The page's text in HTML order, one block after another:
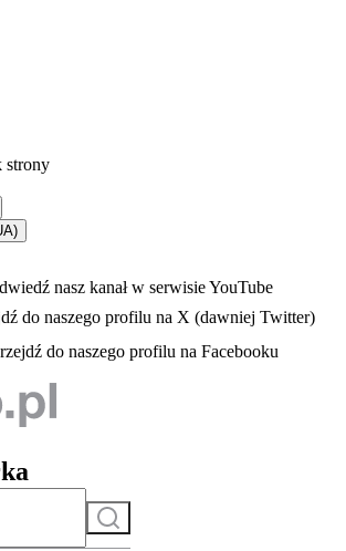
się w nowej karcie
strony
- otwiera się w nowej karcie
nasz kanał w serwisie YouTube
w nowej karcie
do naszego profilu na X (dawniej Twitter)
- otwiera się w nowej karcie
do naszego profilu na Facebooku
Szukaj